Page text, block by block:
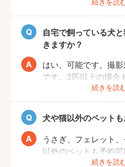
の撮影も、ご家族で
楽しみください。
自宅で飼っている犬
きますか？
続きを読
はい、可能です。撮
です。2匹以上の場合
加料金なしで撮影可能
犬や猫以外のペット
続きを読
うさぎ、フェレット
以外のペットも予約
ペットと一緒に素敵